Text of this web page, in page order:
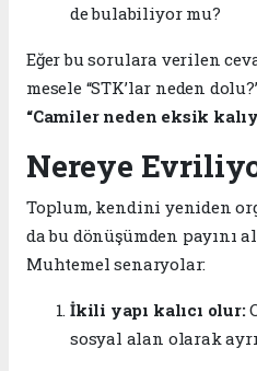
de bulabiliyor mu?
Eğer bu sorulara verilen
mesele “STK’lar neden
“Camiler neden eksik
Nereye
Toplum, kendini yeniden
da bu dönüşümden payını
Muhtemel senaryolar:
İkili yapı kalıcı olur:
sosyal alan olarak